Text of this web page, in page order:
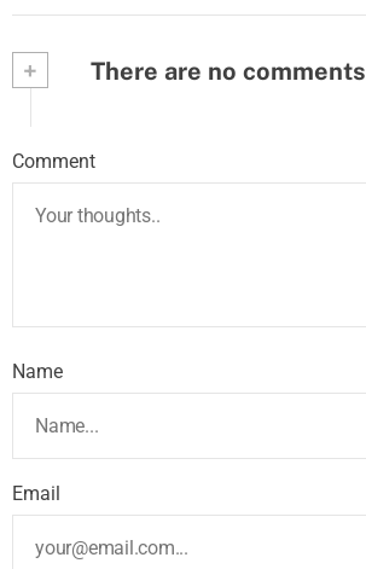
+ There are no comments
Comment
Name
Email